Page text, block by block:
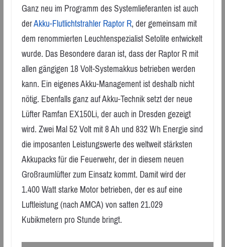
Ganz neu im Programm des Systemlieferanten ist auch
derAkku-Flutlichtstrahler Raptor R, der gemeinsam mit
dem renommierten Leuchtenspezialist Setolite entwickelt
wurde. Das Besondere daran ist, dass der Raptor R mit
allen gängigen 18 Volt-Systemakkus betrieben werden
kann. Ein eigenes Akku-Management ist deshalb nicht
nötig. Ebenfalls ganz auf Akku-Technik setzt der neue
Lüfter Ramfan EX150Li, der auch in Dresden gezeigt
wird. Zwei Mal 52 Volt mit 8 Ah und 832 Wh Energie sind
die imposanten Leistungswerte des weltweit stärksten
Akkupacks für die Feuerwehr, der in diesem neuen
Großraumlüfter zum Einsatz kommt. Damit wird der
1.400 Watt starke Motor betrieben, der es auf eine
Luftleistung (nach AMCA) von satten 21.029
Kubikmetern pro Stunde bringt.